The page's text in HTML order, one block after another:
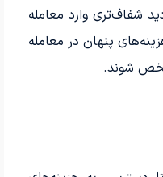
شفاف‌تری وارد معامله
پنهان در معامله
شوند.